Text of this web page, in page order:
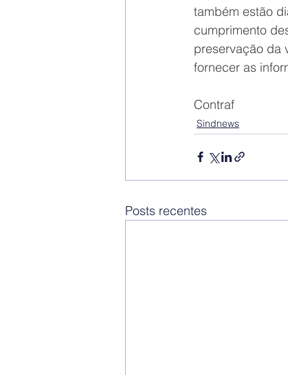
também estão
cumprimento
preservação da
fornecer as
Contraf
Sindnews
Posts recentes